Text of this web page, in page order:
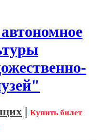
| Купить билет